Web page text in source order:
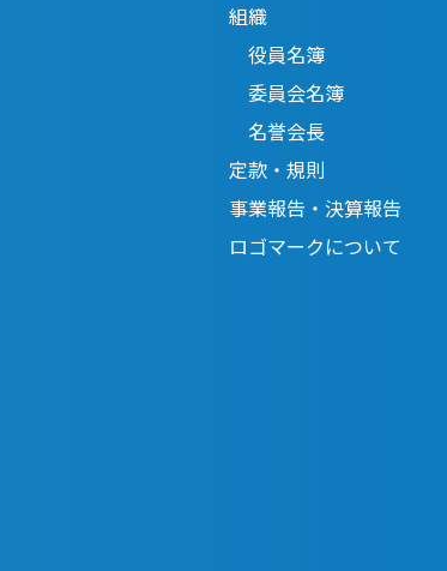
組織
役員名簿
委員会名簿
名誉会長
定款・規則
事業報告・決算報告
ロゴマークについて